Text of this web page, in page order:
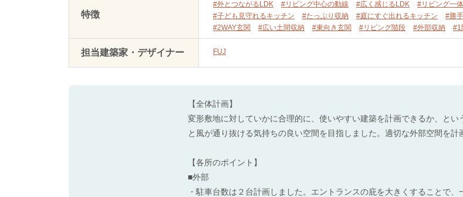
特徴
#外とつながるLDK #リビング中心の動線 #広く感じるLDK #リビング一
#子ども見守れるキッチン
#たっぷり収納 #庭にすぐ出れるキッチン #勝
#2WAY玄関
#広い土間収納 #東向き玄関 #リビング階段 #外部収納 #1
担当建築家・デザイナー FUJ
【全体計画】
変形敷地に対していかに合理的に、使いやすい建築を計画できるか、と
と風が通り抜ける気持ちの良い空間を目指しました。適切な外部空間を計
【各所のポイント】
■外部
・駐車台数は２台計画しました。エントランスの庇を大きくすることで